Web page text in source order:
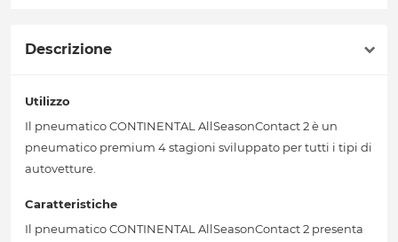
Descrizione
Utilizzo
Il pneumatico CONTINENTAL AllSeasonContact 2 è un
pneumatico premium 4 stagioni sviluppato per tutti i tipi di
autovetture.
Caratteristiche
Il pneumatico CONTINENTAL AllSeasonContact 2 presenta